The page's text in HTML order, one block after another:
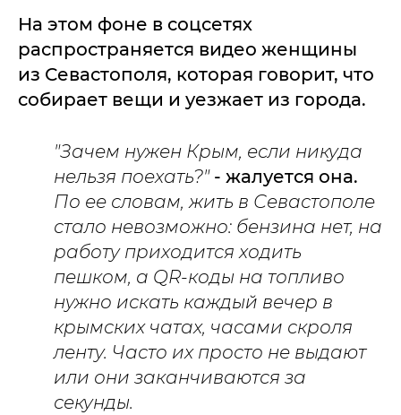
На этом фоне в соцсетях
распространяется видео женщины
из Севастополя, которая говорит, что
собирает вещи и уезжает из города.
"Зачем нужен Крым, если никуда
нельзя поехать?" - жалуется она.
По ее словам, жить в Севастополе
стало невозможно: бензина нет, на
работу приходится ходить
пешком, а QR-коды на топливо
нужно искать каждый вечер в
крымских чатах, часами скроля
ленту. Часто их просто не выдают
или они заканчиваются за
секунды.